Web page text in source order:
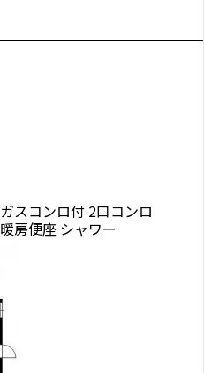
ガスコンロ付 2口コンロ
暖房便座 シャワー